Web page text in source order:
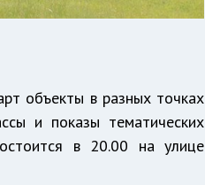
объекты в разных точках
и показы тематических
в 20.00 на улице